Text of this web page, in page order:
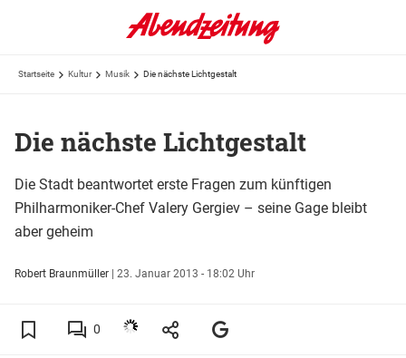
Startseite Kultur Musik Die nächste Lichtgestalt
Die nächste Lichtgestalt
Die Stadt beantwortet erste Fragen zum künftigen
Philharmoniker-Chef Valery Gergiev – seine Gage bleibt
aber geheim
Robert Braunmüller | 23. Januar 2013 - 18:02 Uhr
0